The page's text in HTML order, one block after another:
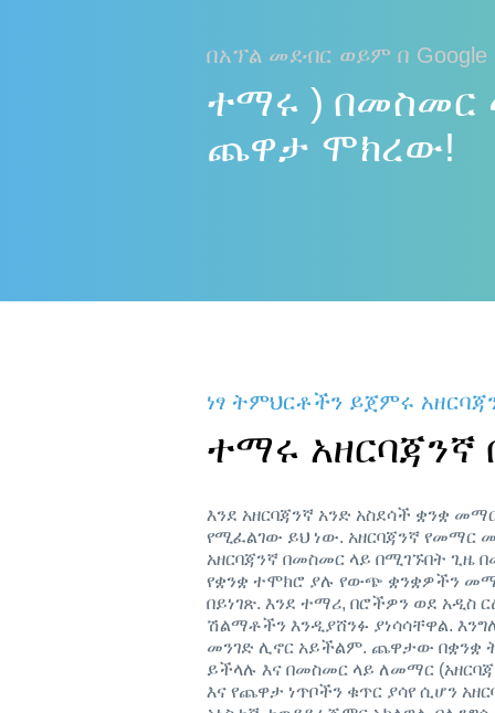
በአፕል መደብር ወይም በ Google
ተማሩ ) በመስመር
ጨዋታ ሞክረው!
ነፃ ትምህርቶችን ይጀምሩ
ተማሩ አዘርባጃንኛ
እንደ አዘርባጃንኛ አንድ አስደሳች ቋንቋ
የሚፈልገው ይህ ነው. አዘርባጃንኛ የመማር
አዘርባጃንኛ በመስመር ላይ በሚገኙበት ጊዜ
የቋንቋ ተሞክሮ ያሉ የውጭ ቋንቋዎችን
በይነገጽ. እንደ ተማሪ, በሮችዎን ወደ
ሽልማቶችን እንዲያሸንፉ ያነሳሳቸዋል.
መንገድ ሊኖር አይችልም. ጨዋታው በቋንቋ
ይችላሉ እና በመስመር ላይ ለመማር
እና የጨዋታ ነጥቦችን ቁጥር ያሳየ ሲሆን